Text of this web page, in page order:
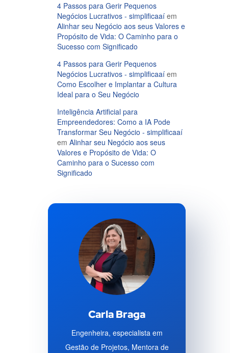
4 Passos para Gerir Pequenos
Negócios Lucrativos - simplificaaí em
Alinhar seu Negócio aos seus Valores e
Propósito de Vida: O Caminho para o
Sucesso com Significado
4 Passos para Gerir Pequenos
Negócios Lucrativos - simplificaaí em
Como Escolher e Implantar a Cultura
Ideal para o Seu Negócio
Inteligência Artificial para
Empreendedores: Como a IA Pode
Transformar Seu Negócio - simplificaaí
em Alinhar seu Negócio aos seus
Valores e Propósito de Vida: O
Caminho para o Sucesso com
Significado
Carla Braga
Engenheira, especialista em
Gestão de Projetos, Mentora de